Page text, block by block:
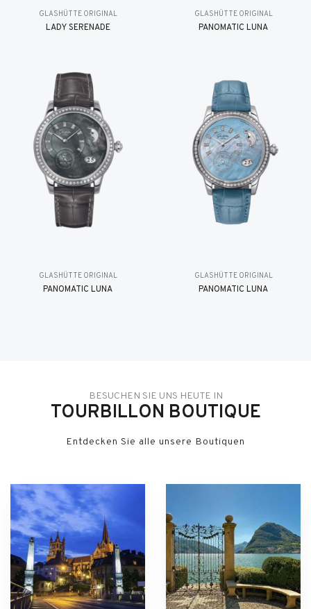
GLASHÜTTE ORIGINAL
LADY SERENADE
GLASHÜTTE ORIGINAL
PANOMATIC LUNA
GLASHÜTTE ORIGINAL
PANOMATIC LUNA
GLASHÜTTE ORIGINAL
PANOMATIC LUNA
BESUCHEN SIE UNS HEUTE IN
TOURBILLON BOUTIQUE
Entdecken Sie alle unsere Boutiquen